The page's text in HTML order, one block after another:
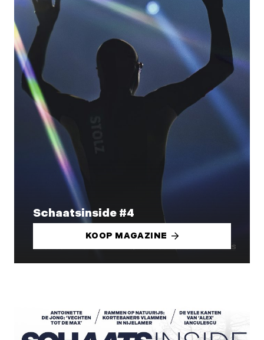
Schaatsinside #4
KOOP MAGAZINE